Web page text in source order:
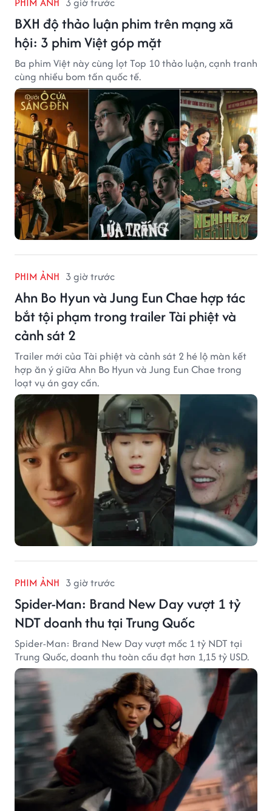
BXH độ thảo luận phim trên mạng xã
hội: 3 phim Việt góp mặt
Ba phim Việt này cùng lọt Top 10 thảo luận, cạnh tranh
cùng nhiều bom tấn quốc tế.
PHIM ẢNH 3 giờ trước
Ahn Bo Hyun và Jung Eun Chae hợp tác
bắt tội phạm trong trailer Tài phiệt và
cảnh sát 2
Trailer mới của Tài phiệt và cảnh sát 2 hé lộ màn kết
hợp ăn ý giữa Ahn Bo Hyun và Jung Eun Chae trong
loạt vụ án gay cấn.
PHIM ẢNH 3 giờ trước
Spider-Man: Brand New Day vượt 1 tỷ
NDT doanh thu tại Trung Quốc
Spider-Man: Brand New Day vượt mốc 1 tỷ NDT tại
Trung Quốc, doanh thu toàn cầu đạt hơn 1,15 tỷ USD.